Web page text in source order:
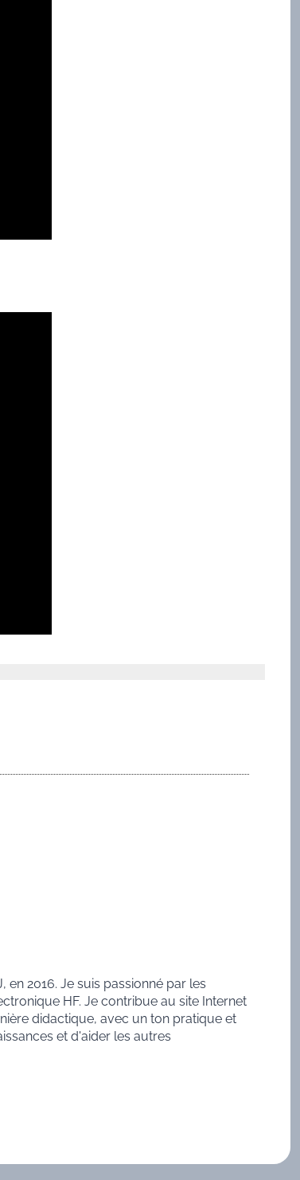
en 2016. Je suis passionné par les
HF. Je contribue au site Internet
didactique, avec un ton pratique et
et d'aider les autres